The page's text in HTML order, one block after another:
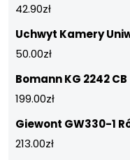
42.90zł
Uchwyt Kamery
50.00zł
Bomann KG 2242 CB
199.00zł
Giewont GW330-1
213.00zł